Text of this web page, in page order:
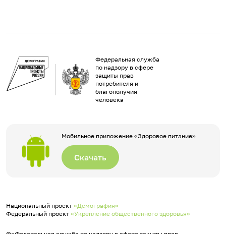
Федеральная служба
по надзору в сфере
защиты прав
потребителя и
благополучия
человека
Мобильное приложение «Здоровое питание»
Скачать
Национальный проект «Демография»
Федеральный проект «Укрепление общественного здоровья»